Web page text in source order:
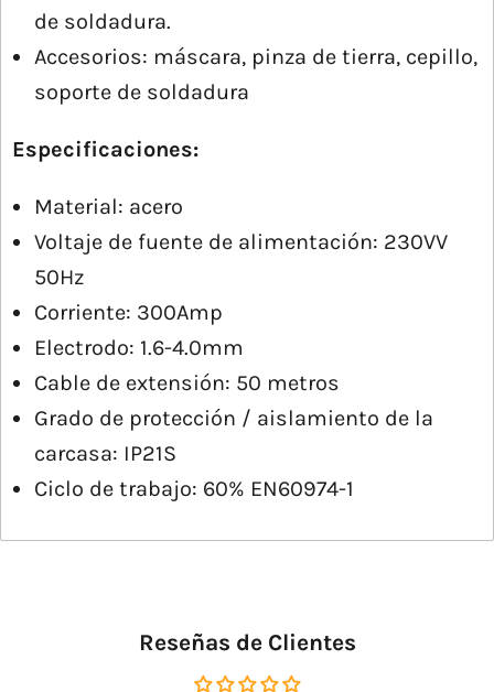
de soldadura.
Accesorios: máscara, pinza de tierra, cepillo,
soporte de soldadura
Especificaciones:
Material: acero
Voltaje de fuente de alimentación: 230VV
50Hz
Corriente: 300Amp
Electrodo: 1.6-4.0mm
Cable de extensión: 50 metros
Grado de protección / aislamiento de la
carcasa: IP21S
Ciclo de trabajo: 60% EN60974-1
Reseñas de Clientes